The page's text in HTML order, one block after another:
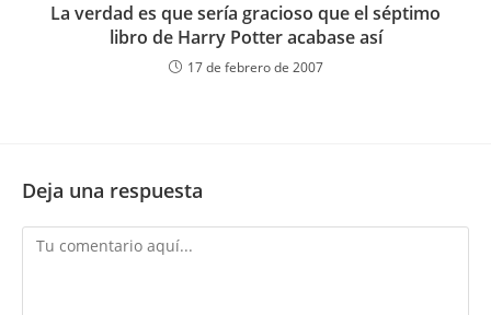
La verdad es que sería gracioso que el séptimo
libro de Harry Potter acabase así
17 de febrero de 2007
Deja una respuesta
Comentario